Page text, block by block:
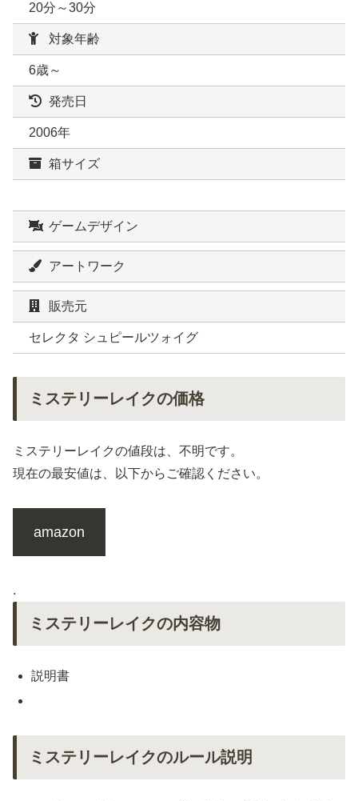
20分～30分
対象年齢
6歳～
発売日
2006年
箱サイズ
ゲームデザイン
アートワーク
販売元
セレクタ シュピールツォイグ
ミステリーレイクの価格
ミステリーレイクの値段は、不明です。
現在の最安値は、以下からご確認ください。
amazon
.
ミステリーレイクの内容物
説明書
ミステリーレイクのルール説明